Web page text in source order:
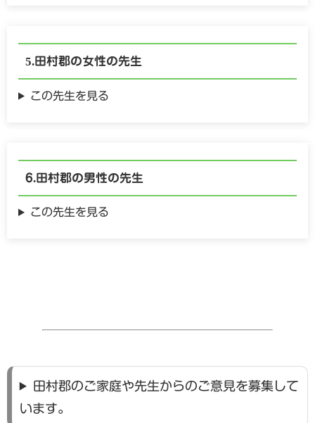
田村郡の女性の先生
この先生を見る
田村郡の男性の先生
この先生を見る
田村郡のご家庭や先生からのご意見を募集して
います。